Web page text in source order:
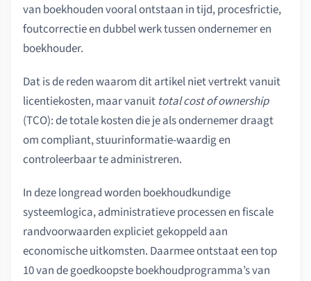
van boekhouden vooral ontstaan in tijd, procesfrictie,
foutcorrectie en dubbel werk tussen ondernemer en
boekhouder.
Dat is de reden waarom dit artikel niet vertrekt vanuit
licentiekosten, maar vanuit total cost of ownership
(TCO): de totale kosten die je als ondernemer draagt
om compliant, stuurinformatie-waardig en
controleerbaar te administreren.
In deze longread worden boekhoudkundige
systeemlogica, administratieve processen en fiscale
randvoorwaarden expliciet gekoppeld aan
economische uitkomsten. Daarmee ontstaat een top
10 van de goedkoopste boekhoudprogramma’s van